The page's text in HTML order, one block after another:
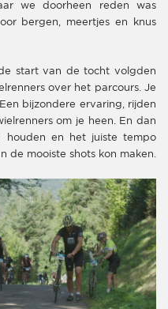
we doorheen reden was
bergen, meertjes en knus
start van de tocht volgden
over het parcours. Je
bijzondere ervaring, rijden
om je heen. En dan
houden en het juiste tempo
de mooiste shots kon maken.